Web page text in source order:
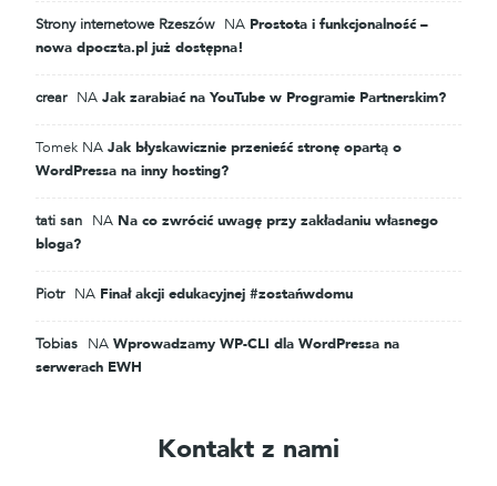
Strony internetowe Rzeszów NA Prostota i funkcjonalność –
nowa dpoczta.pl już dostępna!
crear NA Jak zarabiać na YouTube w Programie Partnerskim?
Tomek NA Jak błyskawicznie przenieść stronę opartą o
WordPressa na inny hosting?
tati san NA Na co zwrócić uwagę przy zakładaniu własnego
bloga?
Piotr NA Finał akcji edukacyjnej #zostańwdomu
Tobias NA Wprowadzamy WP-CLI dla WordPressa na
serwerach EWH
Kontakt z nami